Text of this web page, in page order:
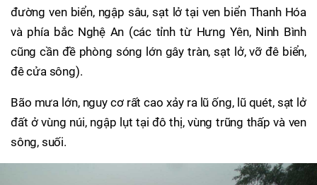
đường ven biển, ngập sâu, sạt lở tại ven biển Thanh Hóa
và phía bắc Nghệ An (các tỉnh từ Hưng Yên, Ninh Bình
cũng cần đề phòng sóng lớn gây tràn, sạt lở, vỡ đê biển,
đê cửa sông).
Bão mưa lớn, nguy cơ rất cao xảy ra lũ ống, lũ quét, sạt lở
đất ở vùng núi, ngập lụt tại đô thị, vùng trũng thấp và ven
sông, suối.